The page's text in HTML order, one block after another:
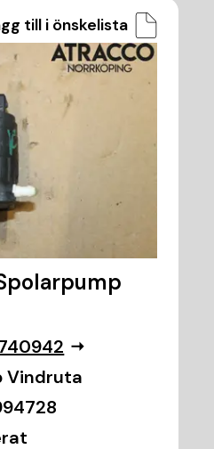
till i önskelista
Vindruta